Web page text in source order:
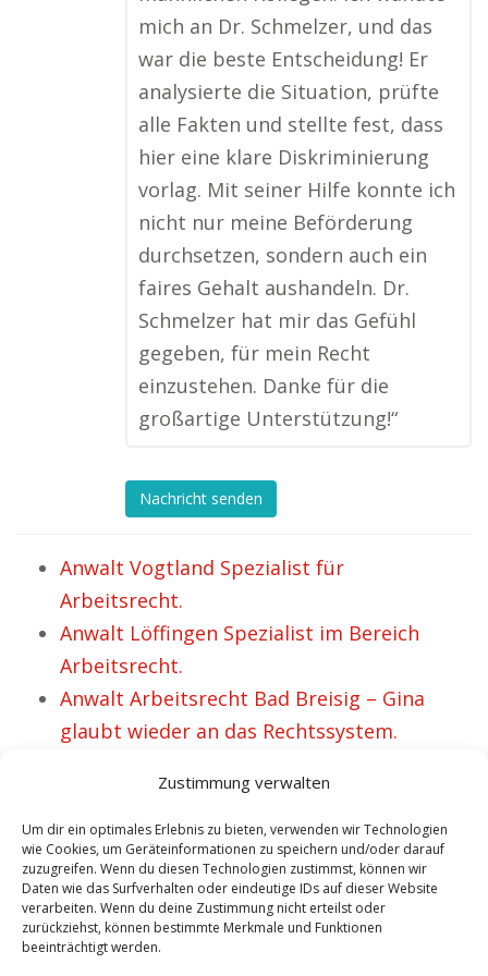
Zustimmung verwalten
Um dir ein optimales Erlebnis zu bieten, verwenden wir Technologien
wie Cookies, um Geräteinformationen zu speichern und/oder darauf
zuzugreifen. Wenn du diesen Technologien zustimmst, können wir
Daten wie das Surfverhalten oder eindeutige IDs auf dieser Website
verarbeiten. Wenn du deine Zustimmung nicht erteilst oder
zurückziehst, können bestimmte Merkmale und Funktionen
beeinträchtigt werden.
mich an Dr. Schmelzer, und das
war die beste Entscheidung! Er
analysierte die Situation, prüfte
alle Fakten und stellte fest, dass
hier eine klare Diskriminierung
vorlag. Mit seiner Hilfe konnte ich
nicht nur meine Beförderung
durchsetzen, sondern auch ein
faires Gehalt aushandeln. Dr.
Schmelzer hat mir das Gefühl
gegeben, für mein Recht
einzustehen. Danke für die
großartige Unterstützung!“
Nachricht senden
Anwalt Vogtland Spezialist für
Arbeitsrecht.
Anwalt Löffingen Spezialist im Bereich
Arbeitsrecht.
Anwalt Arbeitsrecht Bad Breisig – Gina
glaubt wieder an das Rechtssystem.
Arbeitsrecht Norderstedt.
Anwalt Arbeitsrecht Bebra – Leni hat den
Fall gewonnen.
Rechtsanwalt Wassertrüdingen Fachanwalt
für Arbeitsrecht.
Anwalt Oberwart Fachanwalt in Sachen